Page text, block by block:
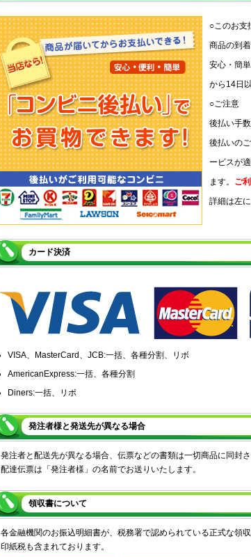
○このお支
商品の到
安心・簡
から14日
○ご注意
後払い手数
後払いの
ービスが
ます。 ご
詳細は左
カード決済
VISA、MasterCard、JCB:一括、各種分割、リボ
AmericanExpress:一括、各種分割
Diners:一括、リボ
発注者様と発送先が異なる場合
発注者と配送先が異なる場合、伝票などの書類は一切商品に同封
配達伝票は「発注者様」の名前でお送りいたします。
領収書について
各金融機関のお振込明細書が、税務署で認められている正式な領収
印紙税も含まれております。